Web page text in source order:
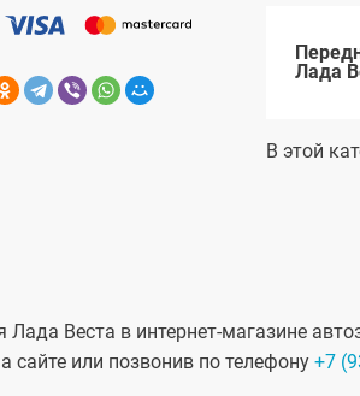
Лада
В этой
Веста в интернет-магазине
сайте или позвонив по телефону +7